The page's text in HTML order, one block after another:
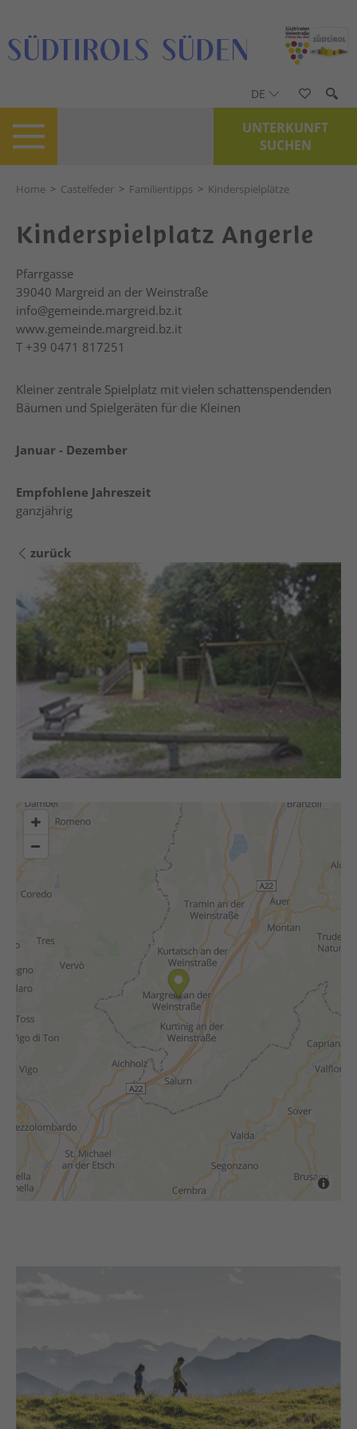
DE
UNTERKUNFT
SUCHEN
Home > Castelfeder > Familientipps > Kinderspielplätze
Kinderspielplatz Angerle
Pfarrgasse
39040 Margreid an der Weinstraße
info@gemeinde.margreid.bz.it
www.gemeinde.margreid.bz.it
T +39 0471 817251
Kleiner zentrale Spielplatz mit vielen schattenspendenden
Bäumen und Spielgeräten für die Kleinen
Januar - Dezember
Empfohlene Jahreszeit
ganzjährig
zurück